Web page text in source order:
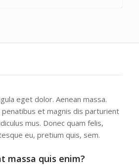
eget dolor. Aenean massa.
penatibus et magnis dis parturient
mus. Donec quam felis,
eu, pretium quis, sem.
massa quis enim?